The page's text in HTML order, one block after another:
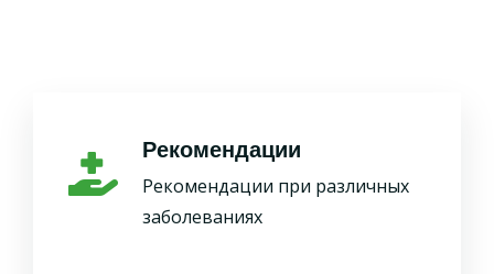
Рекомендации
Рекомендации при различных
заболеваниях